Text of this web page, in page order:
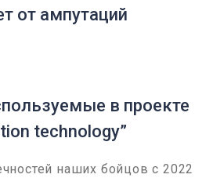
от ампутаций
в проекте
technology”
наших бойцов с 2022